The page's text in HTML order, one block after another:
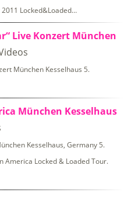
Locked&Loaded…
Live Konzert München
München Kesselhaus 5.
München Kesselhaus
Kesselhaus, Germany 5.
America Locked & Loaded Tour.